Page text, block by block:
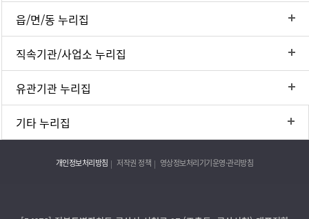
읍/면/동 누리집
직속기관/사업소 누리집
유관기관 누리집
기타 누리집
개인정보처리방침 저작권 정책 영상정보처리기기운영·관리방침